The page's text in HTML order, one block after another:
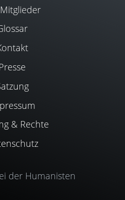
& Rechte
der Humanisten